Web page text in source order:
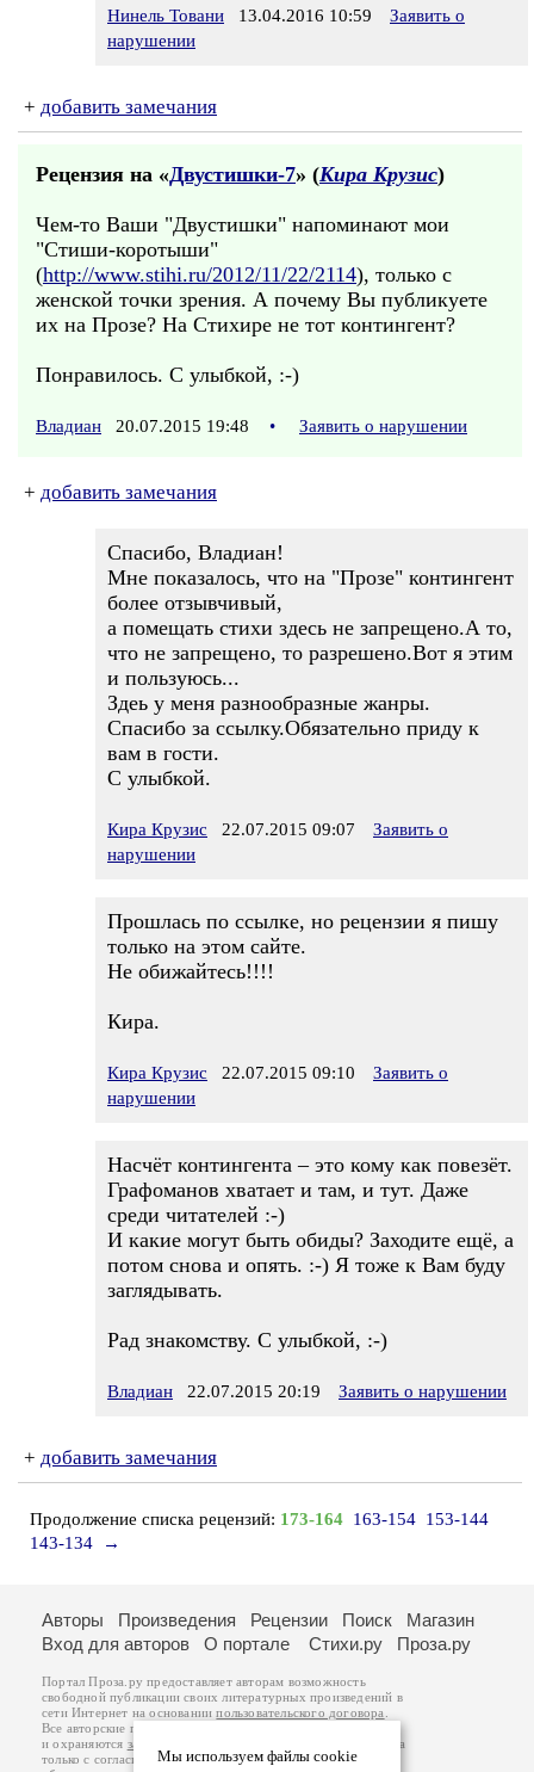
Нинель Товани 13.04.2016 10:59
Заявить о
нарушении
+ добавить замечания
Рецензия на «Двустишки-7» (Кира Крузис)
Чем-то Ваши "Двустишки" напоминают мои
"Стиши-коротыши"
(http://www.stihi.ru/2012/11/22/2114), только с
женской точки зрения. А почему Вы публикуете
их на Прозе? На Стихире не тот контингент?
Понравилось. С улыбкой, :-)
Владиан 20.07.2015 19:48 • Заявить о нарушении
+ добавить замечания
Спасибо, Владиан!
Мне показалось, что на "Прозе" контингент
более отзывчивый,
а помещать стихи здесь не запрещено.А то,
что не запрещено, то разрешено.Вот я этим
и пользуюсь...
Здеь у меня разнообразные жанры.
Спасибо за ссылку.Обязательно приду к
вам в гости.
С улыбкой.
Кира Крузис 22.07.2015 09:07
Заявить о
нарушении
Прошлась по ссылке, но рецензии я пишу
только на этом сайте.
Не обижайтесь!!!!
Кира.
Кира Крузис 22.07.2015 09:10
Заявить о
нарушении
Насчёт контингента – это кому как повезёт.
Графоманов хватает и там, и тут. Даже
среди читателей :-)
И какие могут быть обиды? Заходите ещё, а
потом снова и опять. :-) Я тоже к Вам буду
заглядывать.
Рад знакомству. С улыбкой, :-)
Владиан 22.07.2015 20:19 Заявить о нарушении
+ добавить замечания
Продолжение списка рецензий: 173-164 163-154 153-144
143-134
→
Мы используем файлы cookie
Авторы Произведения Рецензии Поиск
Магазин
Вход для авторов
О портале Стихи.ру Проза.ру
Портал Проза.ру предоставляет авторам возможность
свободной публикации своих литературных произведений в
сети Интернет на основаниипользовательского договора
Все авторские права на произведения принадлежат авторам
и охраняются законом
. Перепечатка произведений возможна
только с согласия его автора, к которому вы можете